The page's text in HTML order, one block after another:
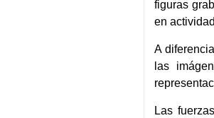
figuras
en
A
las
Las